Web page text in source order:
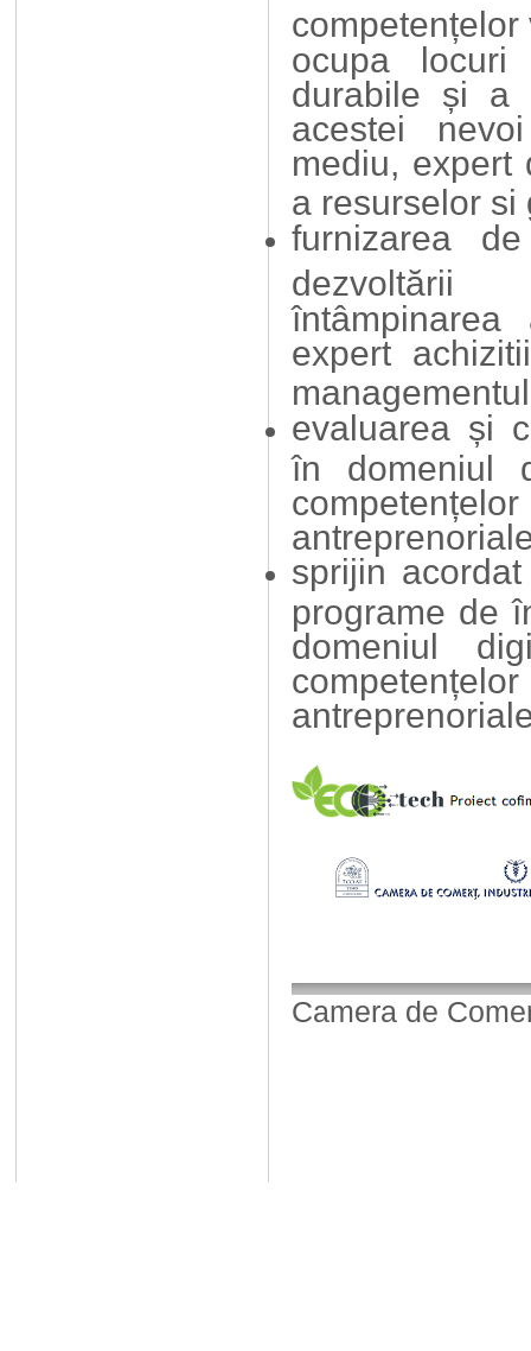
ocupa
durabile și a
acestei
mediu, expert
a resurselor si
furnizarea
dezvoltării
expert
evaluarea și
în domeniul
sprijin
programe de
domeniul
Camera de